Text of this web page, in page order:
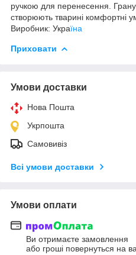
ручкою для перенесення.
створюють тварині комфортні
Виробник: Україна
Приховати
Умови доставки
Нова Пошта
Укрпошта
Самовивіз
Всі умови доставки
Умови оплати
Ви отримаєте замовлення
або гроші повернуться на